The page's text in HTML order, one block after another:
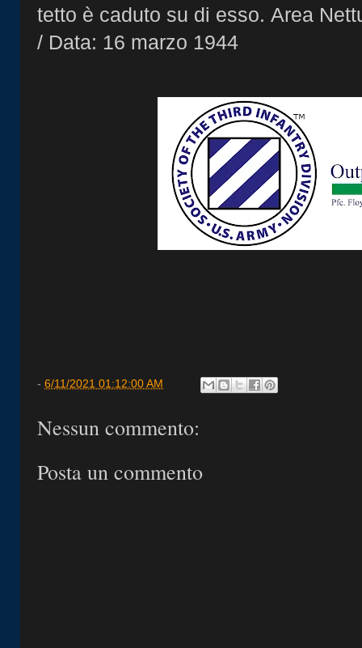
tetto è caduto su di esso. Area
/ Data: 16 marzo 1944
- 6/11/2021 01:12:00 AM
Nessun commento:
Posta un commento